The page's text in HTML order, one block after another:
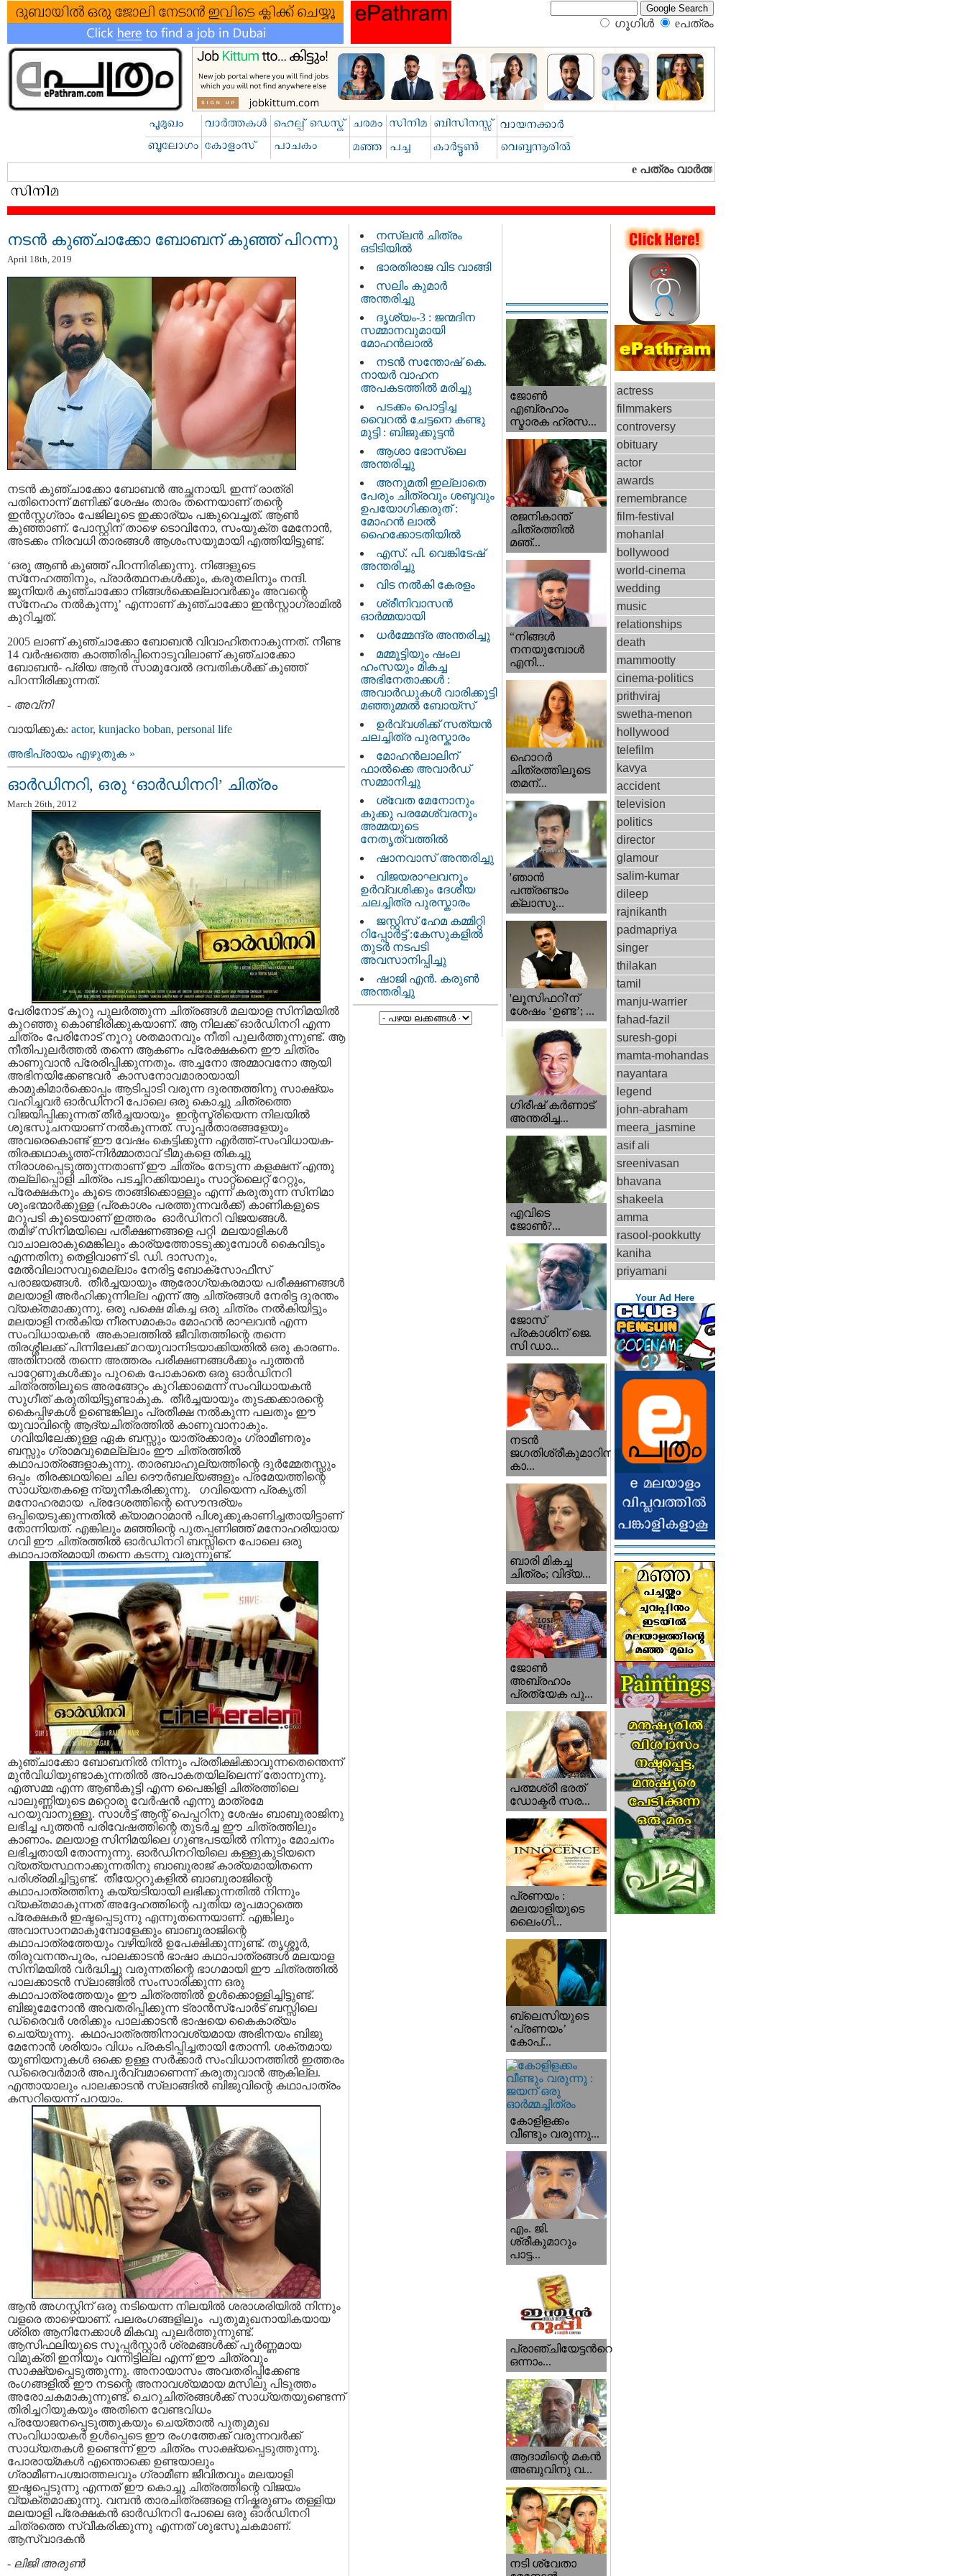
ഗൂഗിള്‍ eപത്രം‍
നടൻ കുഞ്ചാക്കോ ബോബന് കുഞ്ഞ് പിറന്നു
April 18th, 2019
നടൻ കുഞ്ചാക്കോ ബോബൻ അച്ഛനായി. ഇന്ന് രാത്രി
പതിനൊന്ന് മണിക്ക് ശേഷം താരം തന്നെയാണ് തന്റെ
ഇൻസ്റ്റഗ്രാം പേജിലൂടെ ഇക്കാര്യം പങ്കുവെച്ചത്. ആണ്‍
കുഞ്ഞാണ്. പോസ്റ്റിന് താഴെ ടൊവിനോ, സംയുക്ത മേനോൻ,
അടക്കം നിരവധി താരങ്ങൾ ആശംസയുമായി എത്തിയിട്ടുണ്ട്.
‘ഒരു ആൺ കുഞ്ഞ് പിറന്നിരിക്കുന്നു. നിങ്ങളുടെ
സ്‌നേഹത്തിനും, പ്രാർത്ഥനകൾക്കും, കരുതലിനും നന്ദി.
ജൂനിയർ കുഞ്ചാക്കോ നിങ്ങൾക്കെല്ലാവർക്കും അവന്റെ
സ്‌നേഹം നൽകുന്നു’ എന്നാണ് കുഞ്ചാക്കോ ഇന്‍സ്റ്റാഗ്രാമില്‍
കുറിച്ചത്.
2005 ലാണ് കുഞ്ചാക്കോ ബോബൻ വിവാഹിതനാകുന്നത്. നീണ്ട
14 വർഷത്തെ കാത്തിരിപ്പിനൊടുവിലാണ് കുഞ്ചാക്കോ
ബോബൻ- പ്രിയ ആൻ സാമുവേൽ ദമ്പതികൾക്ക് കുഞ്ഞ്
പിറന്നിരിക്കുന്നത്.
- അവ്നി
വായിക്കുക: actor, kunjacko boban, personal life
അഭിപ്രായം എഴുതുക »
ഓര്‍ഡിനറി, ഒരു ‘ഓര്‍ഡിനറി’ ചിത്രം
March 26th, 2012
പേരിനോട് കൂറു പുലര്‍ത്തുന്ന ചിത്രങ്ങള്‍ മലയാള സിനിമയില്‍
കുറഞ്ഞു കൊണ്ടിരിക്കുകയാണ്. ആ നിലക്ക് ഓര്‍ഡിനറി എന്ന
ചിത്രം പേരിനോട് നൂറു ശതമാനവും നീതി പുലര്‍ത്തുന്നുണ്ട്. ആ
നീതിപുലര്‍ത്തല്‍ തന്നെ ആകണം പ്രേക്ഷകനെ ഈ ചിത്രം
കാണുവാന്‍ പ്രേരിപ്പിക്കുന്നതും. അച്ചനോ അമ്മാവനോ ആയി
അഭിനയിക്കേണ്ടവര്‍ കാസനോവമാരായായി
കാമുകിമാര്‍ക്കൊപ്പം ആടിപ്പാടി വരുന്ന ദുരന്തത്തിനു സാക്ഷ്യം
വഹിച്ചവര്‍ ഓര്‍ഡിനറി പോലെ ഒരു കൊച്ചു ചിത്രത്തെ
വിജയിപ്പിക്കുന്നത് തീര്‍ച്ചയായും ഇന്റസ്ട്രിയെന്ന നിലയില്‍
ശുഭസൂചനയാണ് നല്‍കുന്നത്. സൂപ്പര്‍താരങ്ങളേയും
അവരെകൊണ്ട് ഈ വേഷം കെട്ടിക്കുന്ന എര്‍ത്ത്-സംവിധായക-
തിരക്കഥാകൃത്ത്-നിര്‍മ്മാതാവ് ടീമുകളെ തികച്ചു
നിരാശപ്പെടുത്തുന്നതാണ് ഈ ചിത്രം നേടുന്ന കളക്ഷന് എന്തു
തല്ലിപ്പൊളി ചിത്രം പടച്ചിറക്കിയാലും സാറ്റ്‌ലൈറ്റ് റേറ്റും,
പ്രേക്ഷകനും കൂടെ താങ്ങിക്കൊള്ളും എന്ന് കരുതുന്ന സിനിമാ
ശുംഭന്മാര്‍ക്കുള്ള (പ്രകാശം പരത്തുന്നവര്‍ക്ക്) കാണികളുടെ
മറുപടി കൂടെയാണ് ഇത്തരം ഓര്‍ഡിനറി വിജയങ്ങള്‍.
തമിഴ് സിനിമയിലെ പരീക്ഷണങ്ങളെ പറ്റി മലയാളികള്‍
വാചാലരാകുമെങ്കിലും കാര്യത്തോടടുക്കുമ്പോള്‍ കൈവിടും
എന്നതിനു തെളിവാണ് ടി. ഡി. ദാസനും,
മേല്‍‌വിലാസവുമെല്ലാം നേരിട്ട ബോക്സോഫീസ്
പരാജയങ്ങള്‍. തീര്‍ച്ചയായും ആരോഗ്യകരമായ പരീക്ഷണങ്ങള്‍
മലയാളി അര്‍ഹിക്കുന്നില്ല എന്ന് ആ ചിത്രങ്ങള്‍ നേരിട്ട ദുരന്തം
വ്യക്തമാക്കുന്നു. ഒരു പക്ഷെ മികച്ച ഒരു ചിത്രം നല്‍കിയിട്ടും
മലയാളി നല്‍കിയ നീരസമാകാം മോഹന്‍ രാഘവന്‍ എന്ന
സംവിധായകന്‍ അകാലത്തില്‍ ജീവിതത്തിന്റെ തന്നെ
തിരശ്ശീലക്ക് പിന്നിലേക്ക് മറയുവാനിടയാക്കിയതില്‍ ഒരു കാരണം.
അതിനാല്‍ തന്നെ അത്തരം പരീക്ഷണങ്ങള്‍ക്കും പുത്തന്‍
പാറ്റേണുകള്‍ക്കും പുറകെ പോകാതെ ഒരു ഓര്‍ഡിനറി
ചിത്രത്തിലൂടെ അരങ്ങേറ്റം കുറിക്കാമെന്ന് സംവിധായകന്‍
സുഗീത് കരുതിയിട്ടുണ്ടാകുക. തീര്‍ച്ചയായും തുടക്കക്കാരന്റെ
കൈപ്പിഴകള്‍ ഉണ്ടെങ്കിലും പ്രതീക്ഷ നല്‍കുന്ന പലതും ഈ
യുവാവിന്റെ ആദ്യചിത്രത്തില്‍ കാണുവാനാകും.
ഗവിയിലേക്കുള്ള ഏക ബസ്സും യാത്രക്കാരും ഗ്രാമീണരും
ബസ്സും ഗ്രാമവുമെല്ല്ലാം ഈ ചിത്രത്തില്‍
കഥാപാത്രങ്ങളാകുന്നു. താരബാഹുല്യത്തിന്റെ ദുര്‍മ്മേതസ്സും
ഒപ്പം തിരക്കഥയിലെ ചില ദൌര്‍ബല്യങ്ങളും പ്രമേയത്തിന്റെ
സാധ്യതകളെ ന്യൂനീകരിക്കുന്നു. ഗവിയെന്ന പ്രകൃതി
മനോഹരമായ പ്രദേശത്തിന്റെ സൌന്ദര്യം
ഒപ്പിയെടുക്കുന്നതില്‍ ക്യാമറാമാന്‍ പിശുക്കുകാണിച്ചതായിട്ടാണ്
തോന്നിയത്. എങ്കിലും മഞ്ഞിന്റെ പുതപ്പണിഞ്ഞ് മനോഹരിയായ
ഗവി ഈ ചിത്രത്തില്‍ ഓര്‍ഡിനറി ബസ്സിനെ പോലെ ഒരു
കഥാപാത്രമായി തന്നെ കടന്നു വരുന്നുണ്ട്.
കുഞ്ചാക്കോ ബോബനില്‍ നിന്നും പ്രതീക്ഷിക്കാവുന്നതെന്തെന്ന്
മുന്‍‌വിധിയുണ്ടാകുന്നതില്‍ അപാകതയില്ലെന്ന് തോന്നുന്നു.
എത്സമ്മ എന്ന ആണ്‍കുട്ടി എന്ന പൈങ്കിളി ചിത്രത്തിലെ
പാലുണ്ണിയുടെ മറ്റൊരു വേര്‍ഷന്‍ എന്നു മാത്രമേ
പറയുവാനുള്ളൂ. സാള്‍ട്ട് ആന്റ് പെപ്പറിനു ശേഷം ബാബുരാജിനു
ലഭിച്ച പുത്തന്‍ പരിവേഷത്തിന്റെ തുടര്‍ച്ച ഈ ചിത്രത്തിലും
കാണാം. മലയാള സിനിമയിലെ ഗുണ്ടപടയില്‍ നിന്നും മോചനം
ലഭിച്ചതായി തോന്നുന്നു. ഓര്‍ഡിനറിയിലെ കള്ളുകുടിയനെ
വ്യത്യസ്ഥനാക്കുന്നതിനു ബാബുരാജ് കാര്യമായിതന്നെ
പരിശ്രമിച്ചിട്ടുണ്ട്. തീയേറ്ററുകളില്‍ ബാബുരാജിന്റെ
കഥാപാത്രത്തിനു കയ്യടിയായി ലഭിക്കുന്നതില്‍ നിന്നും
വ്യക്തമാകുന്നത് അദ്ദേഹത്തിന്റെ പുതിയ രൂപമാറ്റത്തെ
പ്രേക്ഷകര്‍ ഇഷ്ടപ്പെടുന്നു എന്നുതന്നെയാണ്. എങ്കിലും
അവാസാനമാകുമ്പോളേക്കും ബാബുരാജിന്റെ
കഥാപാത്രത്തേയും വഴിയില്‍ ഉപേക്ഷിക്കുന്നുണ്ട്. തൃശ്ശൂര്‍,
തിരുവനന്തപുരം, പാലക്കാടന്‍ ഭാഷാ കഥാപാത്രങ്ങള്‍ മലയാള
സിനിമയില്‍ വര്‍ദ്ധിച്ചു വരുന്നതിന്റെ ഭാഗമായി ഈ ചിത്രത്തില്‍
പാലക്കാടന്‍ സ്ലാങ്ങില്‍ സംസാരിക്കുന്ന ഒരു
കഥാ‍പാത്രത്തേയും ഈ ചിത്രത്തില്‍ ഉള്‍ക്കൊള്ളിച്ചിട്ടുണ്ട്.
ബിജുമേനോന്‍ അവതരിപ്പിക്കുന്ന ട്രാന്‍സ്പോര്‍ട് ബസ്സിലെ
ഡ്രൈവര്‍ ശരിക്കും പാലക്കാടന്‍ ഭാഷയെ കൈകാര്യം
ചെയ്യുന്നു. കഥാപാത്രത്തിനാവശ്യമായ അഭിനയം ബിജു
മേനോന്‍ ശരിയാം വിധം പ്രകടിപ്പിച്ചതായി തോന്നി. ശക്തമായ
യൂണിയനുകള്‍ ഒക്കെ ഉള്ള സര്‍ക്കാര്‍ സംവിധാനത്തില്‍ ഇത്തരം
ഡ്രൈവര്‍മാര്‍ അപൂര്‍വ്വമാണെന്ന് കരുതുവാന്‍ ആകില്ല.
എന്തായാലും പാലക്കാടന്‍ സ്ലാങ്ങില്‍ ബിജുവിന്റെ കഥാപാത്രം
കസറിയെന്ന് പറയാം.
ആന്‍ അഗസ്റ്റിന് ഒരു നടിയെന്ന നിലയില്‍ ശരാശരിയില്‍ നിന്നും
വളരെ താഴെയാണ്. പലരംഗങ്ങളിലും പുതുമുഖനായികയായ
ശ്രിത ആനിനേക്കാള്‍ മികവു പുലര്‍ത്തുന്നുണ്ട്.
ആസിഫലിയുടെ സൂപ്പര്‍സ്റ്റാര്‍ ശ്രമങ്ങള്‍ക്ക് പൂര്‍ണ്ണമായ
വിമുക്തി ഇനിയും വന്നിട്ടില്ല എന്ന് ഈ ചിത്രവും
സാക്ഷ്യപ്പെടുത്തുന്നു. അനായാസം അവതരിപ്പിക്കേണ്ട
രംഗങ്ങളില്‍ ഈ നടന്റെ അനാവശ്യമായ മസിലു പിടുത്തം
അരോചകമാകുന്നുണ്ട്. ചെറുചിത്രങ്ങള്‍ക്ക് സാധ്യതയുണ്ടെന്ന്
തിരിച്ചറിയുകയും അതിനെ വേണ്ടവിധം
പ്രയോജനപ്പെടുത്തുകയും ചെയ്താല്‍ പുതുമുഖ
സംവിധായകര്‍ ഉള്‍പ്പെടെ ഈ രംഗത്തേക്ക് വരുന്നവര്‍ക്ക്
സാധ്യതകള്‍ ഉണ്ടെന്ന് ഈ ചിത്രം സാക്ഷ്യപ്പെടുത്തുന്നു.
പോരായ്മകള്‍ എന്തൊക്കെ ഉണ്ടയാലും
ഗ്രാമീണപശ്ചാത്തലവും ഗ്രാമീണ ജീവിതവും മലയാളി
ഇഷ്ടപ്പെടുന്നു എന്നത് ഈ കൊച്ചു ചിത്രത്തിന്റെ വിജയം
വ്യക്തമാക്കുന്നു. വമ്പന്‍ താരചിത്രങ്ങളെ നിഷ്കരുണം തള്ളിയ
മലയാളി പ്രേക്ഷകന്‍ ഓര്‍ഡിനറി പോലെ ഒരു ഓര്‍ഡിനറി
ചിത്രത്തെ സ്വീകരിക്കുന്നു എന്നത് ശുഭസൂചകമാണ്.
ആസ്വാദകന്‍
- ലിജി അരുണ്‍
നസ്‌ലൻ ചിത്രം
ഒടിടിയിൽ
ഭാരതിരാജ വിട വാങ്ങി
സലിം കുമാർ
അന്തരിച്ചു
ദൃശ്യം-3 : ജന്മദിന
സമ്മാനവുമായി
മോഹൻലാൽ
നടന്‍ സന്തോഷ് കെ.
നായര്‍ വാഹന
അപകടത്തില്‍ മരിച്ചു
പടക്കം പൊട്ടിച്ച
വൈറൽ ചേട്ടനെ കണ്ടു
മുട്ടി : ബിജുക്കുട്ടൻ
ആശാ ഭോസ്‌ലെ
അന്തരിച്ചു
അനുമതി ഇല്ലാതെ
പേരും ചിത്രവും ശബ്ദവും
ഉപയോഗിക്കരുത് :
മോഹന്‍ ലാല്‍
ഹൈക്കോടതിയിൽ
എസ്. പി. വെങ്കിടേഷ്
അന്തരിച്ചു
വിട നല്‍കി കേരളം
ശ്രീനിവാസന്‍
ഓര്‍മ്മയായി
ധര്‍മ്മേന്ദ്ര അന്തരിച്ചു
മമ്മൂട്ടിയും ഷംല
ഹംസയും മികച്ച
അഭിനേതാക്കൾ :
അവാർഡുകൾ വാരിക്കൂട്ടി
മഞ്ഞുമ്മൽ ബോയ്സ്
ഉർവ്വശിക്ക് സത്യൻ
ചലച്ചിത്ര പുരസ്കാരം
മോഹൻലാലിന്
ഫാല്‍ക്കെ അവാര്‍ഡ്
സമ്മാനിച്ചു
ശ്വേത മേനോനും
കുക്കു പരമേശ്വരനും
അമ്മയുടെ
നേതൃത്വത്തിൽ
ഷാനവാസ് അന്തരിച്ചു
വിജയരാഘവനും
ഉര്‍വ്വശിക്കും ദേശീയ
ചലച്ചിത്ര പുരസ്കാരം
ജസ്റ്റിസ്‌ ഹേമ കമ്മിറ്റി
റിപ്പോർട്ട് : കേസുകളിൽ
തുടർ നടപടി
അവസാനിപ്പിച്ചു
ഷാജി എൻ. കരുൺ
അന്തരിച്ചു
ജോണ്‍
എബ്രഹാം
സ്മാരക ഹ്രസ...
രജനികാന്ത്
ചിത്രത്തിൽ
മഞ്...
“നിങ്ങള്‍
നനയുമ്പോള്‍
എനി...
ഹൊറര്‍
ചിത്രത്തിലൂടെ
തമന്...
'ഞാന്‍
പന്ത്രണ്ടാം
ക്ലാസു...
'ലൂസിഫറി'ന്
ശേഷം ‘ഉണ്ട’; ...
ഗിരീഷ് കര്‍ണാട്
അന്തരിച്ച...
എവിടെ
ജോണ്‍?...
ജോസ്
പ്രകാശിന് ജെ.
സി ഡാ...
നടന്‍
ജഗതിശ്രീകുമാറിനു
കാ...
ബാരി മികച്ച
ചിത്രം; വിദ്യ...
ജോണ്‍
അബ്രഹാം
പ്രത്യേക പു...
പത്മശ്രീ ഭരത്
ഡോക്ടര്‍ സര...
പ്രണയം :
മലയാളിയുടെ
ലൈംഗി...
ബ്ലെസിയുടെ
‘പ്രണയം’
കോപ്...
കോളിളക്കം
വീണ്ടും വരുന്നു...
എം. ജി.
ശ്രീകുമാറും
പാട്ട...
പ്രാഞ്ചിയേട്ടന്‍റെ
ഒന്നാം...
ആദാമിന്റെ മകന്‍
അബുവിനു വ...
നടി ശ്വേതാ
actress
filmmakers
controversy
obituary
actor
awards
remembrance
film-festival
mohanlal
bollywood
world-cinema
wedding
music
relationships
death
mammootty
cinema-politics
prithviraj
swetha-menon
hollywood
telefilm
kavya
accident
television
politics
director
glamour
salim-kumar
dileep
rajnikanth
padmapriya
singer
thilakan
tamil
manju-warrier
fahad-fazil
suresh-gopi
mamta-mohandas
nayantara
legend
john-abraham
meera_jasmine
asif ali
sreenivasan
bhavana
shakeela
amma
rasool-pookkutty
kaniha
priyamani
Your Ad Here